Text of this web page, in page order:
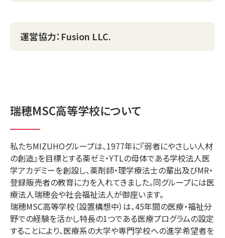
運営協力：Fusion LLC.
瑞穂MSC高等学校について
私たちMIZUHOグループは、1977年に『弱者にやさしい人材
の創造』を目標とする薬ゼミ・YTLの母体である学校法人医
学アカデミーを創設し、薬剤師・理学療法士の輩出及びMR・
登録販売者の教育に力を入れてきました。同グループには医
療法人瑞穂会や社会福祉法人が御座います。
瑞穂MSC高等学校（設置構想中）は、45年間の医療・福祉分
野での経験を活かし特長の1つである医療プログラムの設定
することにより、医療系の大学や専門学校への進学希望者を